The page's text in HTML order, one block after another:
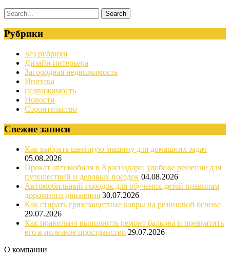
Рубрики
Без рубрики
Дизайн интерьера
Загородная недвижимость
Ипотека
недвижимость
Новости
Строительство
Свежие записи
Как выбрать швейную машину для домашних задач
05.08.2026
Прокат автомобиля в Краснодаре: удобное решение для
путешествий и деловых поездок 04.08.2026
Автомобильный городок для обучения детей правилам
дорожного движения 30.07.2026
Как стирать грязезащитные ковры на резиновой основе
29.07.2026
Как правильно выполнить ремонт балкона и превратить
его в полезное пространство 29.07.2026
О компании